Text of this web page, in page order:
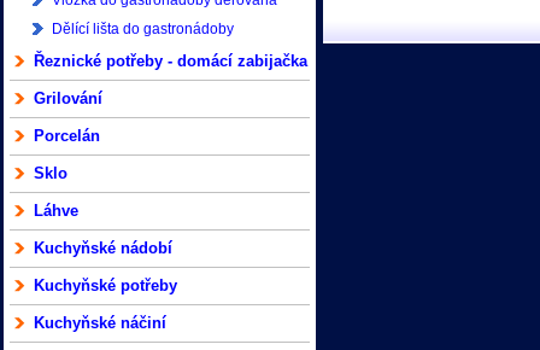
Dělící lišta do gastronádoby
Řeznické potřeby - domácí zabijačka
Grilování
Porcelán
Sklo
Láhve
Kuchyňské nádobí
Kuchyňské potřeby
Kuchyňské náčiní